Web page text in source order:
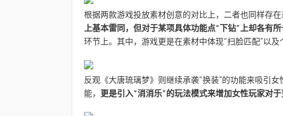
根据两款游戏投放素材创意的对比上，二者也同样存在
上基本雷同，但对于某项具体功能点“下钻”上却各有所
环节上。其中，游戏更是在素材中体现“扫脸匹配”以及
反观《大唐琉璃梦》则继续承袭“换装”的功能来吸引
能， 更是引入“消消乐”的玩法模式来增加女性玩家对于